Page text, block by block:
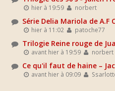
hier à 19:59 norbert
Série Delia Mariola de A.F
hier à 11:02 patoche77
Trilogie Reine rouge de
avant hier à 19:59 norbert
Ce qu'il faut de haine –
avant hier à 09:09